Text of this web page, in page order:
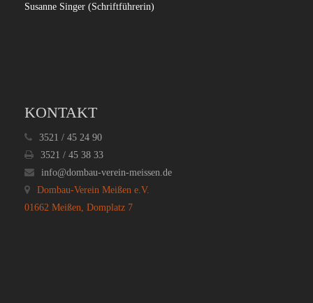
Susanne Singer (Schriftführerin)
KONTAKT
3521 / 45 24 90
3521 / 45 38 33
info@dombau-verein-meissen.de
Dombau-Verein Meißen e.V.
01662 Meißen, Domplatz 7